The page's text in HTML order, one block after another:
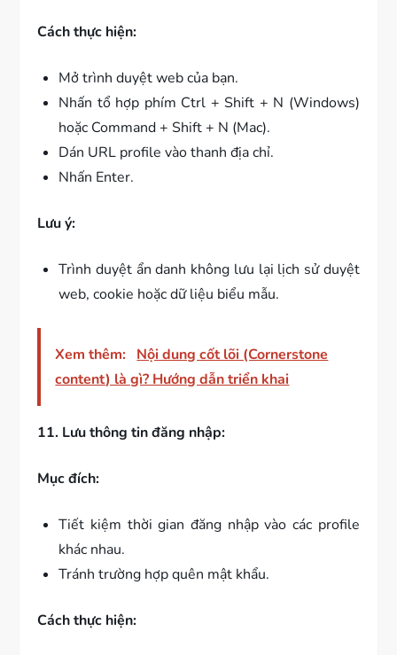
Cách thực hiện:
Mở trình duyệt web của bạn.
Nhấn tổ hợp phím Ctrl + Shift + N (Windows)
hoặc Command + Shift + N (Mac).
Dán URL profile vào thanh địa chỉ.
Nhấn Enter.
Lưu ý:
Trình duyệt ẩn danh không lưu lại lịch sử duyệt
web, cookie hoặc dữ liệu biểu mẫu.
Xem thêm: Nội dung cốt lõi (Cornerstone
content) là gì? Hướng dẫn triển khai
11. Lưu thông tin đăng nhập:
Mục đích:
Tiết kiệm thời gian đăng nhập vào các profile
khác nhau.
Tránh trường hợp quên mật khẩu.
Cách thực hiện: